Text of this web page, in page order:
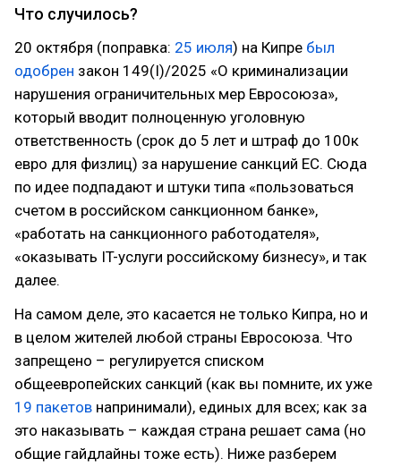
Что случилось?
20 октября (поправка: 25 июля) на Кипре был
одобрен закон 149(I)/2025 «О криминализации
нарушения ограничительных мер Евросоюза»,
который вводит полноценную уголовную
ответственность (срок до 5 лет и штраф до 100к
евро для физлиц) за нарушение санкций ЕС. Сюда
по идее подпадают и штуки типа «пользоваться
счетом в российском санкционном банке»,
«работать на санкционного работодателя»,
«оказывать IT-услуги российскому бизнесу», и так
далее.
На самом деле, это касается не только Кипра, но и
в целом жителей любой страны Евросоюза. Что
запрещено – регулируется списком
общеевропейских санкций (как вы помните, их уже
19 пакетов напринимали), единых для всех; как за
это наказывать – каждая страна решает сама (но
общие гайдлайны тоже есть). Ниже разберем